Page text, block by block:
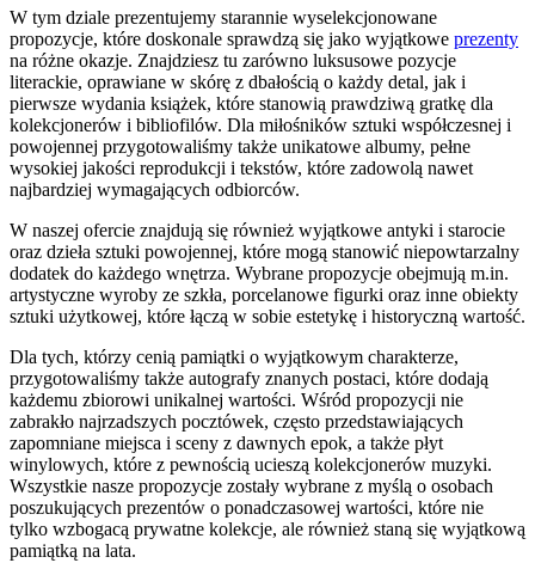
W tym dziale prezentujemy starannie wyselekcjonowane
propozycje, które doskonale sprawdzą się jako wyjątkowe prezenty
na różne okazje. Znajdziesz tu zarówno luksusowe pozycje
literackie, oprawiane w skórę z dbałością o każdy detal, jak i
pierwsze wydania książek, które stanowią prawdziwą gratkę dla
kolekcjonerów i bibliofilów. Dla miłośników sztuki współczesnej i
powojennej przygotowaliśmy także unikatowe albumy, pełne
wysokiej jakości reprodukcji i tekstów, które zadowolą nawet
najbardziej wymagających odbiorców.
W naszej ofercie znajdują się również wyjątkowe antyki i starocie
oraz dzieła sztuki powojennej, które mogą stanowić niepowtarzalny
dodatek do każdego wnętrza. Wybrane propozycje obejmują m.in.
artystyczne wyroby ze szkła, porcelanowe figurki oraz inne obiekty
sztuki użytkowej, które łączą w sobie estetykę i historyczną wartość.
Dla tych, którzy cenią pamiątki o wyjątkowym charakterze,
przygotowaliśmy także autografy znanych postaci, które dodają
każdemu zbiorowi unikalnej wartości. Wśród propozycji nie
zabrakło najrzadszych pocztówek, często przedstawiających
zapomniane miejsca i sceny z dawnych epok, a także płyt
winylowych, które z pewnością ucieszą kolekcjonerów muzyki.
Wszystkie nasze propozycje zostały wybrane z myślą o osobach
poszukujących prezentów o ponadczasowej wartości, które nie
tylko wzbogacą prywatne kolekcje, ale również staną się wyjątkową
pamiątką na lata.